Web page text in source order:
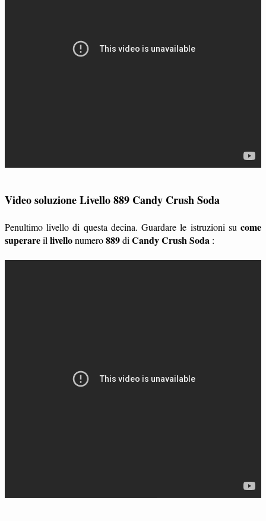
Video soluzione Livello 889 Candy Crush Soda
Penultimo livello di questa decina. Guardare le istruzioni su come
superareil livellonumero889di Candy Crush Soda :